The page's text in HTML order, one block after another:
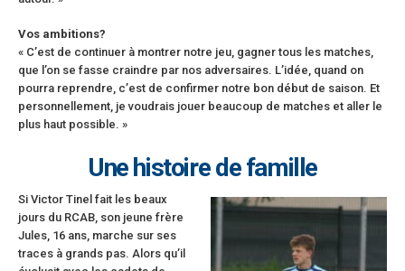
Vos ambitions?
« C’est de continuer à montrer notre jeu, gagner tous les matches,
que l’on se fasse craindre par nos adversaires. L’idée, quand on
pourra reprendre, c’est de confirmer notre bon début de saison. Et
personnellement, je voudrais jouer beaucoup de matches et aller le
plus haut possible. »
Une histoire de famille
Si Victor Tinel fait les beaux
jours du RCAB, son jeune frère
Jules, 16 ans, marche sur ses
traces à grands pas. Alors qu’il